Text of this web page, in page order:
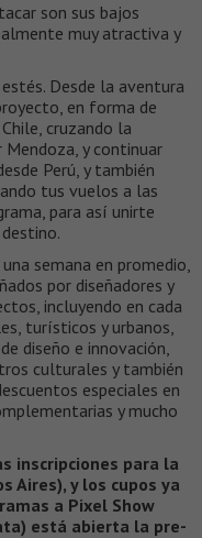
son sus bajos
muy atractiva y
Desde la aventura
en forma de
cruzando la
Mendoza, y continuar
Perú, y también
tus vuelos a las
para así unirte
semana en promedio,
por diseñadores y
incluyendo en cada
turísticos y urbanos,
diseño e innovación,
culturales y también
especiales en
y mucho
inscripciones para la
Aires), y los cupos ya
a Pixel Show
está abierta la pre-